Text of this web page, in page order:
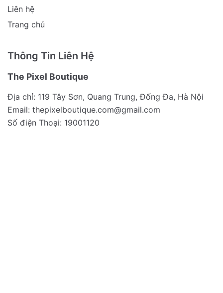
Liên hệ
Trang chủ
Thông Tin Liên Hệ
The Pixel Boutique
Địa chỉ: 119 Tây Sơn, Quang Trung, Đống Đa, Hà Nội
Email: thepixelboutique.com@gmail.com
Số điện Thoại: 19001120